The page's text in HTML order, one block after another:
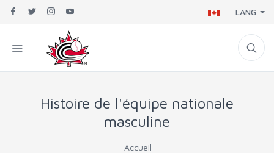
LANG
Histoire de l'équipe nationale
masculine
Accueil